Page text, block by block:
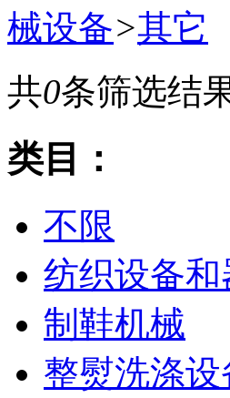
械设备>其它
共0条筛选结
类目：
不限
纺织设备和
制鞋机械
整熨洗涤设